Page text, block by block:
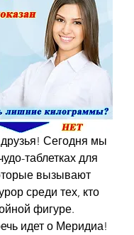
Сегодня мы
таблетках для
вызывают
среди тех, кто
фигуре.
идет о Меридиа!